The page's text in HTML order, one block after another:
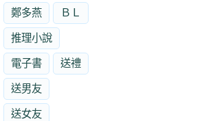
鄭多燕 ＢＬ
推理小說
電子書 送禮
送男友
送女友